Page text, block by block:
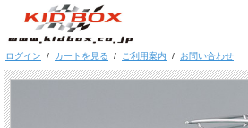
ログイン / カートを見る / ご利用案内 / お問い合わせ